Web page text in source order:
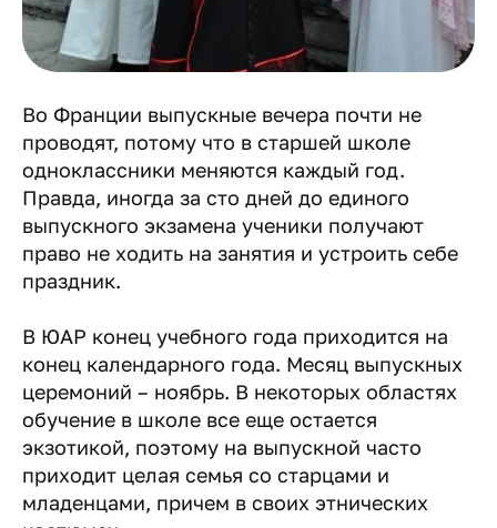
Во Франции выпускные вечера почти не
проводят, потому что в старшей школе
одноклассники меняются каждый год.
Правда, иногда за сто дней до единого
выпускного экзамена ученики получают
право не ходить на занятия и устроить себе
праздник.
В ЮАР конец учебного года приходится на
конец календарного года. Месяц выпускных
церемоний – ноябрь. В некоторых областях
обучение в школе все еще остается
экзотикой, поэтому на выпускной часто
приходит целая семья со старцами и
младенцами, причем в своих этнических